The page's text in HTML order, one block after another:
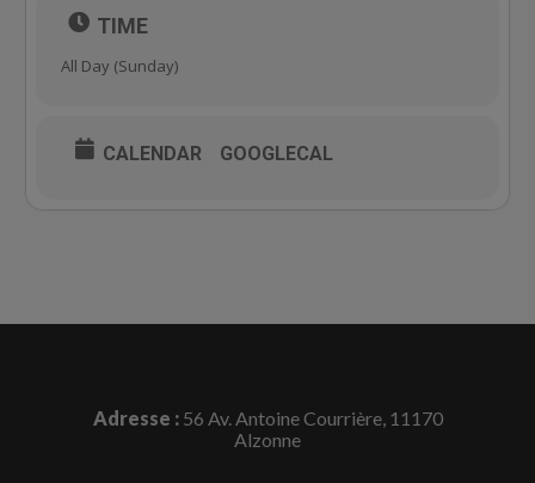
TIME
All Day (Sunday)
CALENDAR GOOGLECAL
Adresse : 56 Av. Antoine Courrière, 11170
Alzonne